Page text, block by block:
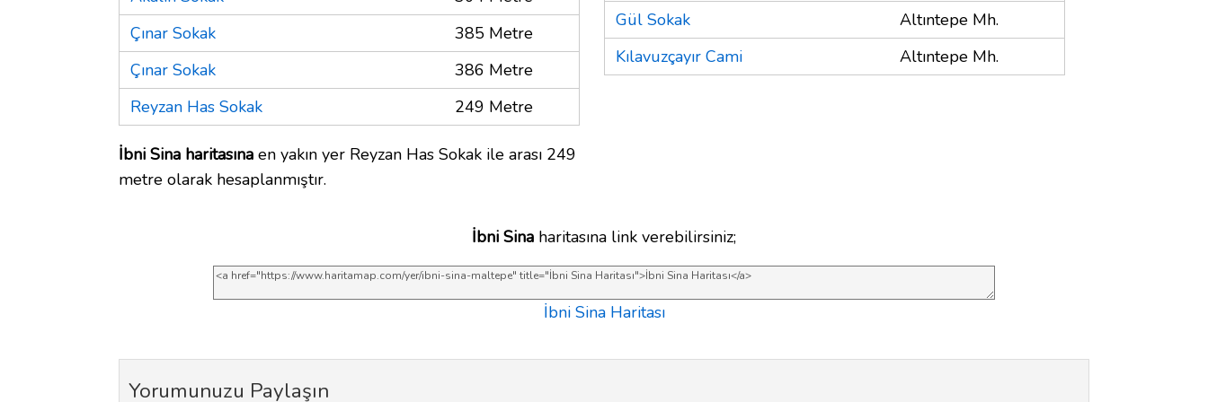
Çınar Sokak
385 Metre
Çınar Sokak
386 Metre
Reyzan Has Sokak
249 Metre
İbni Sina haritasına en yakın yer Reyzan Has Sokak ile arası 249
metre olarak hesaplanmıştır.
Gül Sokak
Altıntepe Mh.
Kılavuzçayır Cami
Altıntepe Mh.
İbni Sina haritasına link verebilirsiniz;
İbni Sina Haritası
Yorumunuzu Paylaşın